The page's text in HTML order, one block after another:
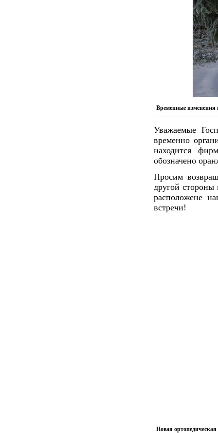
Временные изменения
Уважаемые
временно
находится
обозначено
Просим
другой стороны
расположене
встречи!
Новая ортопедическая